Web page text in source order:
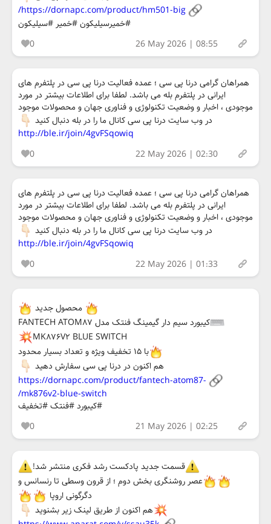
https://dornapc.com/product/hm501-big/
#خمیرسیلیکون #خمیر #سیلیکون
0
26 May 2026 | 08:55
همراهان گرامی درنا پی سی ؛ عمده فعالیت درنا پی سی در پلتفرم های
ایرانی در پلتفرم بله می باشد. لطفا برای اطلاعات بیشتر در مورد
موجودی ، اخبار و وضعیت تکنولوژی و فناوری جهان و محصولات موجود
در وب سایت درنا پی سی کانال ما را در بله دنبال کنید
http://ble.ir/join/4gvFSqowiq
0
22 May 2026 | 02:30
همراهان گرامی درنا پی سی ؛ عمده فعالیت درنا پی سی در پلتفرم های
ایرانی در پلتفرم بله می باشد. لطفا برای اطلاعات بیشتر در مورد
موجودی ، اخبار و وضعیت تکنولوژی و فناوری جهان و محصولات موجود
در وب سایت درنا پی سی کانال ما را در بله دنبال کنید
http://ble.ir/join/4gvFSqowiq
0
22 May 2026 | 01:33
محصول جدید
کیبورد سیم دار گیمینگ فنتک مدل FANTECH ATOM۸۷
MK۸۷۶V۲ BLUE SWITCH
با ۱۵ تخفیف ویژه و تعداد بسیار محدود
هم اکنون در درنا پی سی سفارش دهید
https://dornapc.com/product/fantech-atom87-
mk876v2-blue-switch/
#کیبورد #فنتک #تخفیف
0
21 May 2026 | 02:25
قسمت جدید پادکست رشد فکری منتشر شد!
عصر روشنگری بخش دوم ؛ از قرون وسطی تا رنسانس و
دگرگونی اروپا
هم اکنون از طریق لینک زیر بشنوید